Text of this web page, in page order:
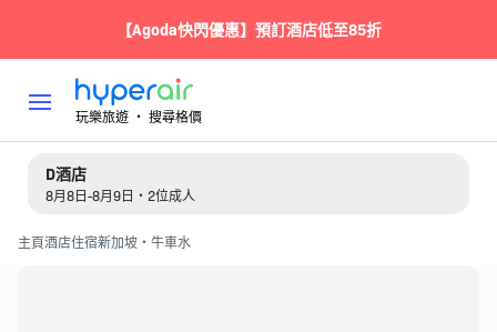
【Agoda快閃優惠】預訂酒店低至85折
玩樂旅遊 ‧ 搜尋格價
D酒店
8月8日-8月9日・2位成人
主頁酒店住宿新加坡・牛車水